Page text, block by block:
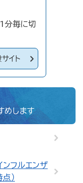
1分毎に切
イト
めします
フルエンザ
）